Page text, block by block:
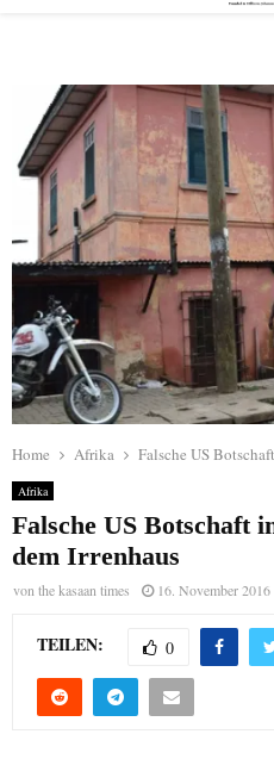
Home Afrika Falsche US
Afrika
Falsche US Botschaft
dem Irrenhaus
vonthe kasaan times 16. November 2016
TEILEN: 0